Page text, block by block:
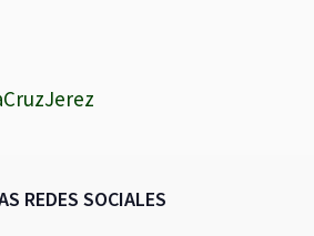
REDES SOCIALES